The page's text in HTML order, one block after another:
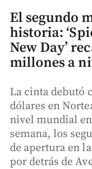
El segundo
historia:
New Day’
millones a
La cinta debutó
dólares en
nivel mundial
semana, los
de apertura en
por detrás de